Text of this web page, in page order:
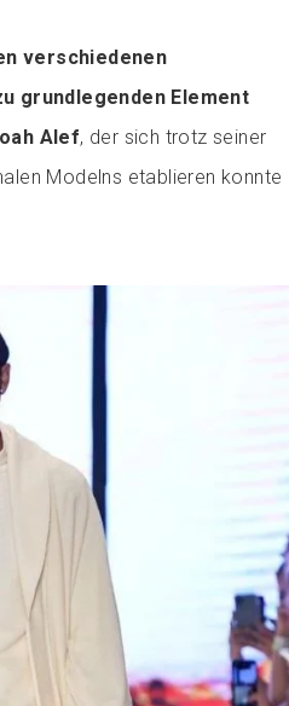
verschiedenen
grundlegenden Element
Alef, der sich trotz seiner
Modelns etablieren konnte